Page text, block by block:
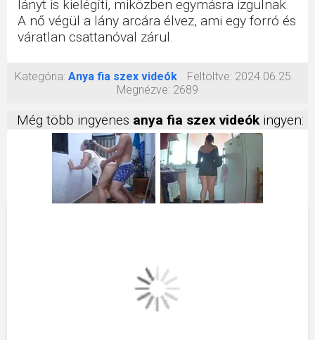
lányt is kielégíti, miközben egymásra izgulnak.
A nő végül a lány arcára élvez, ami egy forró és
váratlan csattanóval zárul.
Kategória: Anya fia szex videók Feltöltve: 2024.06.25.
Megnézve: 2689
Még több ingyenes anya fia szex videókingyen: